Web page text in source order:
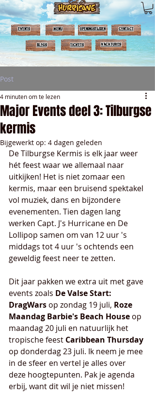
events menu OPENINGSTIJDEN contact
Blogs Tickets Vacatures
Post
Major Events deel 3: Tilburgse
kermis
4 minuten om te lezen
Bijgewerkt op: 4 dagen geleden
De Tilburgse Kermis is elk jaar weer
hét feest waar we allemaal naar
uitkijken! Het is niet zomaar een
kermis, maar een bruisend spektakel
vol muziek, dans en bijzondere
evenementen. Tien dagen lang
werken Capt. J's Hurricane en De
Lollipop samen om van 12 uur 's
middags tot 4 uur 's ochtends een
geweldig feest neer te zetten.
Dit jaar pakken we extra uit met gave
events zoals De Valse Start:
DragWars op zondag 19 juli, Roze
Maandag Barbie's Beach House op
maandag 20 juli en natuurlijk het
tropische feest Caribbean Thursday
op donderdag 23 juli. Ik neem je mee
in de sfeer en vertel je alles over
deze hoogtepunten. Pak je agenda
erbij, want dit wil je niet missen!